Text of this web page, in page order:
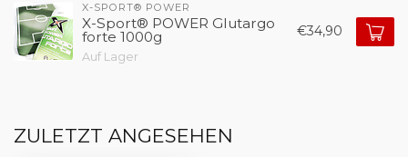
X-SPORT® POWER
X-Sport® POWER Glutargo
forte 1000g
Auf Lager
€34,90
ZULETZT ANGESEHEN